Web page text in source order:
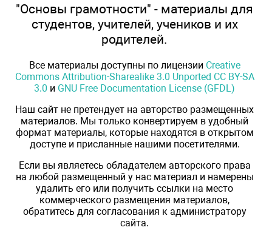
"Основы грамотности" - материалы для
студентов, учителей, учеников и их
родителей.
Все материалы доступны по лицензии Creative
Commons Attribution-Sharealike 3.0 Unported CC BY-SA
3.0 и GNU Free Documentation License (GFDL)
Наш сайт не претендует на авторство размещенных
материалов. Мы только конвертируем в удобный
формат материалы, которые находятся в открытом
доступе и присланные нашими посетителями.
Если вы являетесь обладателем авторского права
на любой размещенный у нас материал и намерены
удалить его или получить ссылки на место
коммерческого размещения материалов,
обратитесь для согласования к администратору
сайта.